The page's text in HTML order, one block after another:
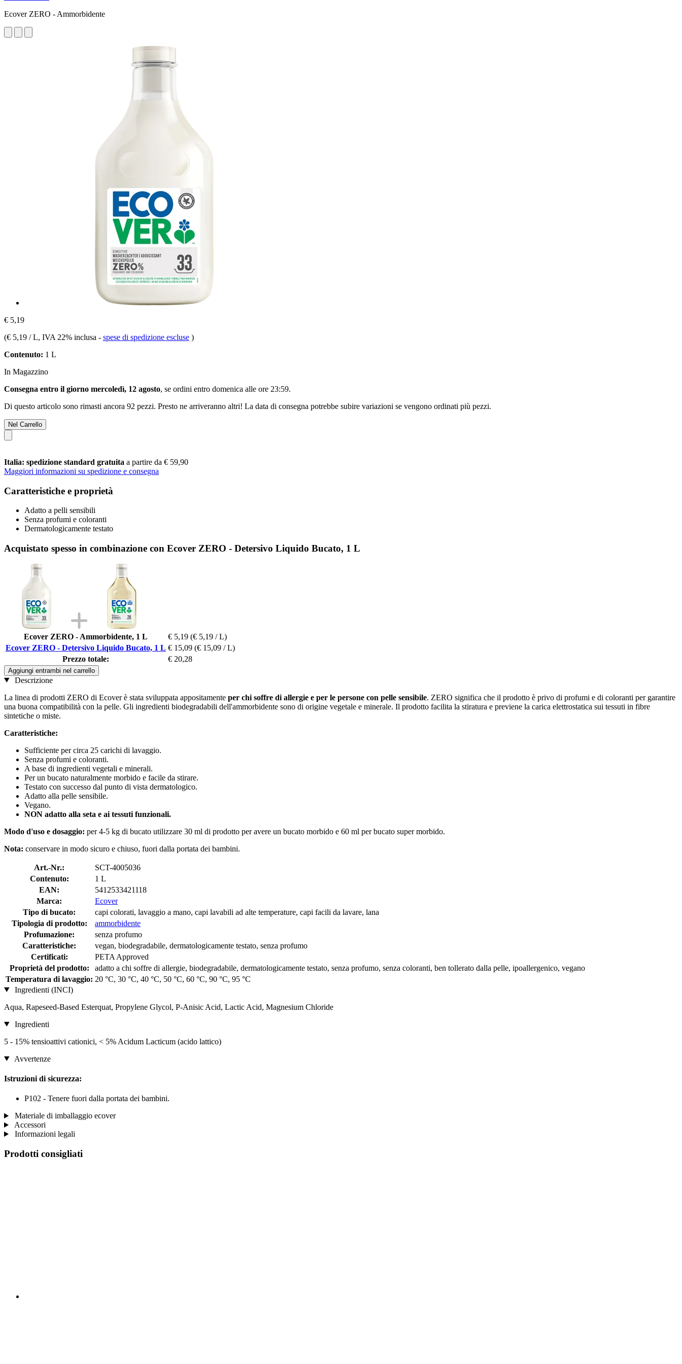
Ecover ZERO - Ammorbidente
€ 5,19
(€ 5,19 / L, IVA 22% inclusa - spese di spedizione escluse )
Contenuto: 1 L
In Magazzino
Consegna entro il giorno mercoledì, 12 agosto, se ordini entro domenica alle ore 23:59.
Di questo articolo sono rimasti ancora 92 pezzi. Presto ne arriveranno altri! La data di consegna potrebbe subire variazioni se vengono ordinati più pezzi.
Nel Carrello
Italia: spedizione standard gratuita a partire da € 59,90
Maggiori informazioni su spedizione e consegna
Caratteristiche e proprietà
Adatto a pelli sensibili
Senza profumi e coloranti
Dermatologicamente testato
Acquistato spesso in combinazione con Ecover ZERO - Detersivo Liquido Bucato, 1 L
Ecover ZERO - Ammorbidente, 1 L € 5,19 (€ 5,19 / L)
Ecover ZERO - Detersivo Liquido Bucato, 1 L € 15,09 (€ 15,09 / L)
Prezzo totale:
€ 20,28
Aggiungi entrambi nel carrello
Descrizione
La linea di prodotti ZERO di Ecover è stata sviluppata appositamente per chi soffre di allergie e per le persone con pelle sensibile. ZERO significa che il prodotto è privo di profumi e di coloranti per garantire
una buona compatibilità con la pelle. Gli ingredienti biodegradabili dell'ammorbidente sono di origine vegetale e minerale. Il prodotto facilita la stiratura e previene la carica elettrostatica sui tessuti in fibre
sintetiche o miste.
Caratteristiche:
Sufficiente per circa 25 carichi di lavaggio.
Senza profumi e coloranti.
A base di ingredienti vegetali e minerali.
Per un bucato naturalmente morbido e facile da stirare.
Testato con successo dal punto di vista dermatologico.
Adatto alla pelle sensibile.
Vegano.
NON adatto alla seta e ai tessuti funzionali.
Modo d'uso e dosaggio: per 4-5 kg ​​di bucato utilizzare 30 ml di prodotto per avere un bucato morbido e 60 ml per bucato super morbido.
Nota: conservare in modo sicuro e chiuso, fuori dalla portata dei bambini.
Art.-Nr.:
SCT-4005036
Contenuto:
1 L
EAN:
5412533421118
Marca:
Ecover
Tipo di bucato:
capi colorati, lavaggio a mano, capi lavabili ad alte temperature, capi facili da lavare, lana
Tipologia di prodotto:
ammorbidente
Profumazione:
senza profumo
Caratteristiche:
vegan, biodegradabile, dermatologicamente testato, senza profumo
Certificati:
PETA Approved
Proprietà del prodotto:
adatto a chi soffre di allergie, biodegradabile, dermatologicamente testato, senza profumo, senza coloranti, ben tollerato dalla pelle, ipoallergenico, vegano
Temperatura di lavaggio: 20 °C, 30 °C, 40 °C, 50 °C, 60 °C, 90 °C, 95 °C
Ingredienti (INCI)
Aqua, Rapeseed-Based Esterquat, Propylene Glycol, P-Anisic Acid, Lactic Acid, Magnesium Chloride
Ingredienti
5 - 15% tensioattivi cationici, < 5% Acidum Lacticum (acido lattico)
Avvertenze
Istruzioni di sicurezza:
P102 - Tenere fuori dalla portata dei bambini.
Materiale di imballaggio ecover
Accessori
Informazioni legali
Prodotti consigliati